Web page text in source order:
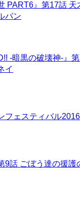
PART6』第17話
パン
-暗黒の破壊神-』
イ
フェスティバル
9話 ごぼう達の援